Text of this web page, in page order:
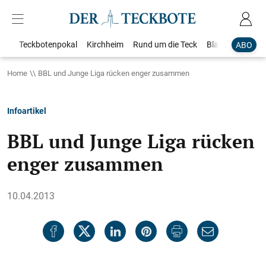
ABO
Teckbotenpokal Kirchheim Rund um die Teck Blaulicht
Home BBL und Junge Liga rücken enger zusammen
Infoartikel
BBL und Junge Liga rücken
enger zusammen
10.04.2013